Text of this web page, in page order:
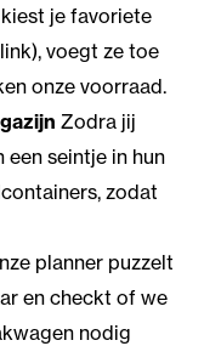
je favoriete
voegt ze toe
onze voorraad.
Zodra jij
seintje in hun
zodat
planner puzzelt
en checkt of we
nodig